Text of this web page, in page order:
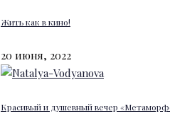
Жить как в кино!
20 июня, 2022
Красивый и душевный вечер